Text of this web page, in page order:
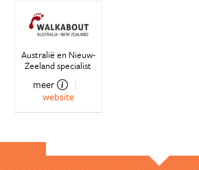
Australië en Nieuw-
Zeeland specialist
meer
website